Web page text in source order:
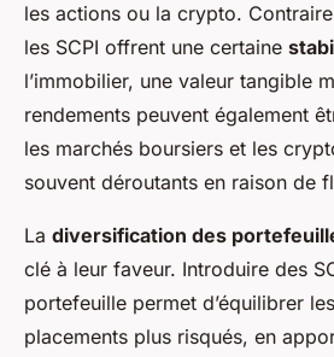
les actions ou la crypto.
les SCPI offrent une certaine
l’immobilier, une valeur tangible
rendements peuvent également
les marchés boursiers et les
souvent déroutants en raison de
La diversification des
clé à leur faveur. Introduire des
portefeuille permet d’équilibrer
placements plus risqués, en